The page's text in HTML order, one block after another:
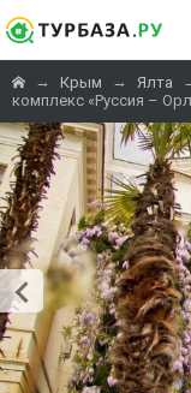
→ Крым → Ялта
комплекс «Руссия –